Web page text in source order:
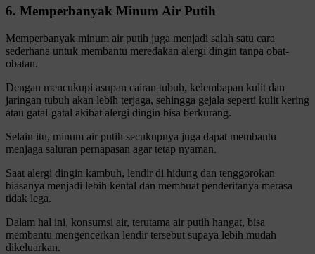
6. Memperbanyak Minum Air Putih
Memperbanyak minum air putih juga menjadi salah satu cara
sederhana untuk membantu meredakan alergi dingin tanpa obat-
obatan.
Dengan mencukupi asupan cairan tubuh, kelembapan kulit dan
jaringan tubuh akan lebih terjaga, sehingga gejala seperti kulit kering
atau gatal-gatal akibat alergi dingin bisa berkurang.
Selain itu, minum air putih secukupnya juga dapat membantu
menjaga saluran pernapasan agar tetap nyaman.
Saat alergi dingin kambuh, lendir di hidung dan tenggorokan
biasanya menjadi lebih kental dan membuat penderitanya merasa
tidak lega.
Dalam hal ini, konsumsi air, terutama air putih hangat, bisa
membantu mengencerkan lendir tersebut supaya lebih mudah
dikeluarkan.